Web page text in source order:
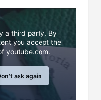
a third party. By
you accept the
youtube.com.
ask again